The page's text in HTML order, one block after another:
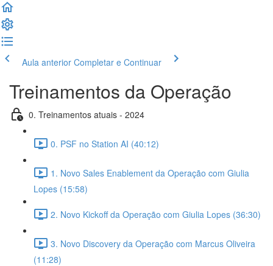
Aula anterior Completar e Continuar
Treinamentos da Operação
0. Treinamentos atuais - 2024
0. PSF no Station AI (40:12)
1. Novo Sales Enablement da Operação com Giulia
Lopes (15:58)
2. Novo Kickoff da Operação com Giulia Lopes (36:30)
3. Novo Discovery da Operação com Marcus Oliveira
(11:28)